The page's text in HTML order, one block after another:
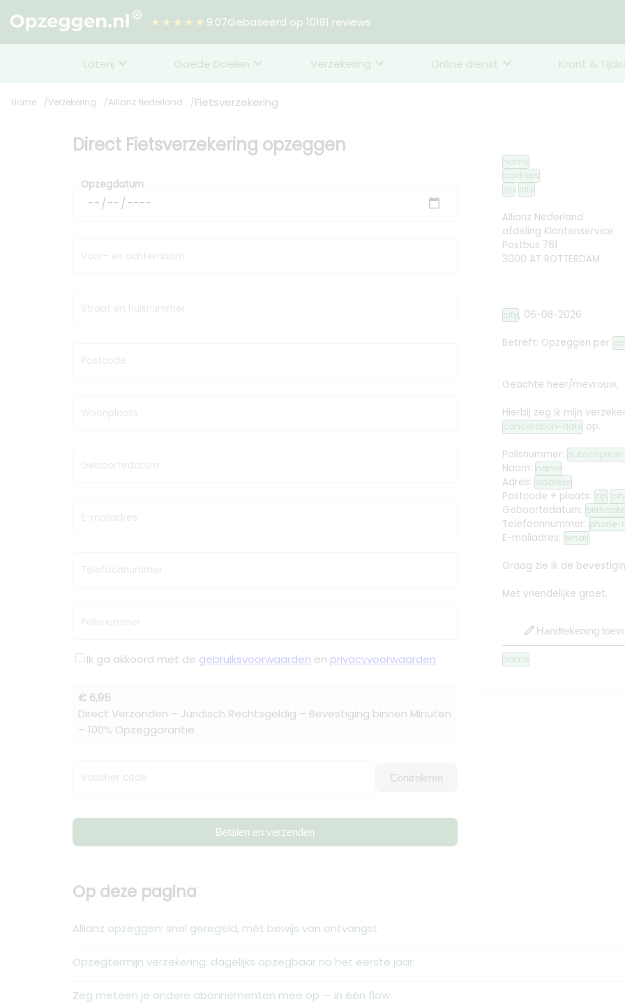
★★★★★ 9.07Gebaseerd op 10181 reviews
Loterij Goede Doelen Verzekering Online dienst Krant &
Home Verzekering Allianz Nederland Fietsverzekering
Direct Fietsverzekering opzeggen
Opzegdatum
Voor- en achternaam
Straat en huisnummer
Postcode
Woonplaats
Geboortedatum
E-mailadres
Telefoonnummer
Polisnummer
Ik ga akkoord met de gebruiksvoorwaarden en privacyvoorwaarden
€ 6,95
Direct Verzonden – Juridisch Rechtsgeldig – Bevestiging binnen Minuten
– 100% Opzeggarantie
Voucher code Controleren
Betalen en verzenden
name
address
zip city
Allianz Nederland
afdeling Klantenservice
Postbus 761
3000 AT ROTTERDAM
city, 06-08-2026
Betreft: Opzeggen per
Geachte heer/mevrouw,
Hierbij zeg ik mijn
cancellation-date op.
Polisnummer:
Naam: name
Adres: address
Postcode + plaats: zip city
Geboortedatum: birthdate
Telefoonnummer: phone-
E-mailadres: email
Graag zie ik de
Met vriendelijke groet,
edit Handtekening
name
Op deze pagina
Allianz opzeggen: snel geregeld, mét bewijs van ontvangst
Opzegtermijn verzekering: dagelijks opzegbaar na het eerste jaar
Zeg meteen je andere abonnementen mee op — in één flow